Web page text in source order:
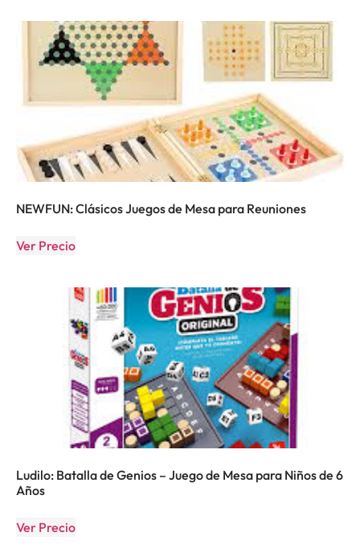
NEWFUN: Clásicos Juegos de Mesa para Reuniones
Ver Precio
Ludilo: Batalla de Genios – Juego de Mesa para Niños de 6
Años
Ver Precio